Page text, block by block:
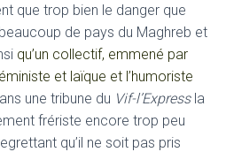
que trop bien le danger que
de pays du Maghreb et
qu’un collectif, emmené par
et laïque et l’humoriste
une tribune du Vif-l’Expressla
frériste encore trop peu
qu’il ne soit pas pris